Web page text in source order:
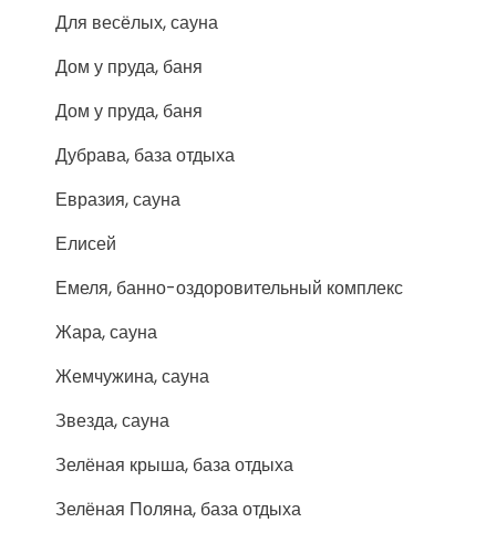
Для весёлых, сауна
Дом у пруда, баня
Дом у пруда, баня
Дубрава, база отдыха
Евразия, сауна
Елисей
Емеля, банно-оздоровительный комплекс
Жара, сауна
Жемчужина, сауна
Звезда, сауна
Зелёная крыша, база отдыха
Зелёная Поляна, база отдыха